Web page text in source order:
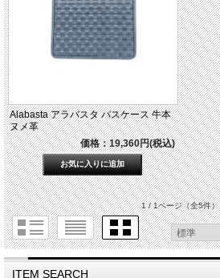
Alabasta アラバスタ パスケース 牛本
ヌメ革
価格：19,360円(税込)
1 / 1ページ（全5件）
ITEM SEARCH